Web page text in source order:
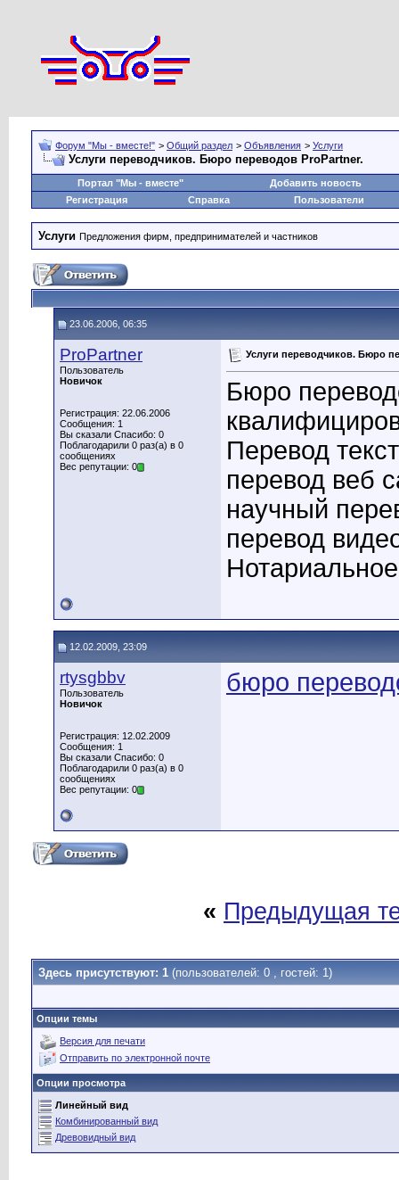
Форум "Мы - вместе!" > Общий раздел > Объявления > Услуги
Услуги переводчиков. Бюро переводов ProPartner.
Портал "Мы - вместе"
Добавить новость
Регистрация
Справка Пользователи
Услуги Предложения фирм, предпринимателей и частников
23.06.2006, 06:35
ProPartner
Пользователь
Новичок
Регистрация: 22.06.2006
Сообщения: 1
Вы сказали Спасибо: 0
Поблагодарили 0 раз(а) в 0
сообщениях
Вес репутации: 0
Услуги переводчиков. Бюро
Бюро
Перевод
перевод веб
научный
перевод
12.02.2009, 23:09
rtysgbbv
Пользователь
Новичок
Регистрация: 12.02.2009
Сообщения: 1
Вы сказали Спасибо: 0
Поблагодарили 0 раз(а) в 0
сообщениях
Вес репутации: 0
бюро
« Предыдущая
Здесь присутствуют: 1 (пользователей: 0 , гостей: 1)
Опции темы
Версия для печати
Отправить по электронной почте
Опции просмотра
Линейный вид
Комбинированный вид
Древовидный вид